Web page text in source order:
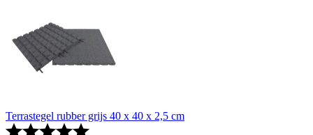
Terrastegel rubber grijs 40 x 40 x 2,5 cm